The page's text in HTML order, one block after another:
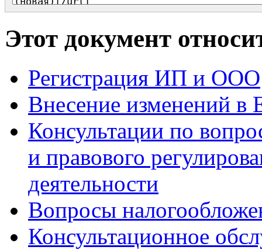
Этот документ
Регистрация ИП и ООО
Внесение изменений
Консультации по
и правового
деятельности
Вопросы
Консультационное